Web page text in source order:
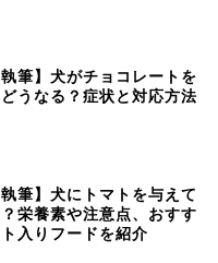
執筆】犬がチョコレートを
うなる？症状と対応方法
執筆】犬にトマトを与えて
栄養素や注意点、おすす
入りフードを紹介